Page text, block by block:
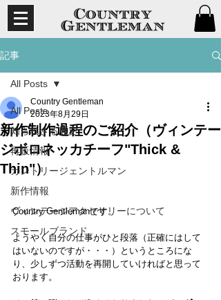
記事
All Posts
知られざる歴史
再販情報
カントリージェントルマン
新作情報
ヴィンテージアクセサリーについて
スモールブランド
All Posts
新作制作過程のご紹介（ヴィンテー
ジボロネッカチーフ"Thick &
Thin"）
Country Gentleman
2023年8月29日
Country Gentlemanです。
ようやく自分の仕事がひと段落（正確にはして
はいないのですが・・・）というところにな
り、少しずつ活動を再開していければと思って
おります。